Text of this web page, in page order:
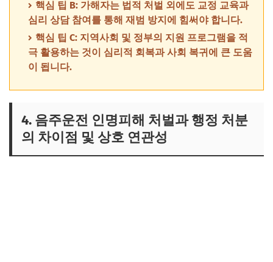
핵심 팁 B: 가해자는 법적 처벌 외에도 교정 교육과
심리 상담 참여를 통해 재범 방지에 힘써야 합니다.
핵심 팁 C: 지역사회 및 정부의 지원 프로그램을 적
극 활용하는 것이 심리적 회복과 사회 복귀에 큰 도움
이 됩니다.
4. 음주운전 인명피해 처벌과 행정 처분
의 차이점 및 상호 연관성